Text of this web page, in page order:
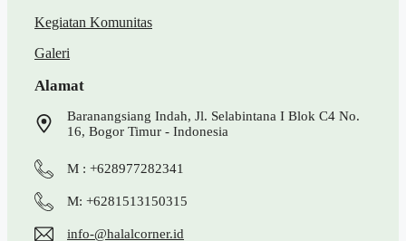
Kegiatan Komunitas
Galeri
Alamat
Baranangsiang Indah, Jl. Selabintana I Blok C4 No.
16, Bogor Timur - Indonesia
M : +628977282341
M: +6281513150315
info-@halalcorner.id